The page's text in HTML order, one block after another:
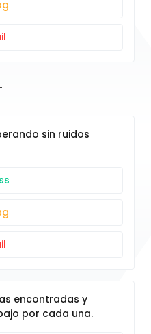
sin ruidos
encontradas y
por cada una.